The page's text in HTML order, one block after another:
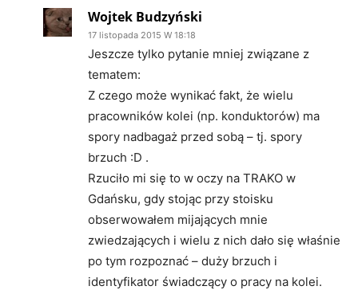
Wojtek Budzyński
17 listopada 2015 W 18:18
Jeszcze tylko pytanie mniej związane z
tematem:
Z czego może wynikać fakt, że wielu
pracowników kolei (np. konduktorów) ma
spory nadbagaż przed sobą – tj. spory
brzuch :D .
Rzuciło mi się to w oczy na TRAKO w
Gdańsku, gdy stojąc przy stoisku
obserwowałem mijających mnie
zwiedzających i wielu z nich dało się właśnie
po tym rozpoznać – duży brzuch i
identyfikator świadczący o pracy na kolei.